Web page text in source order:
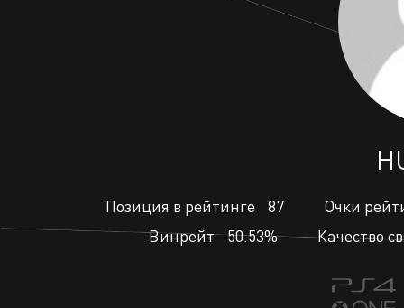
Позиция в рейтинге 87
Очки
Винрейт 50.53% Качество